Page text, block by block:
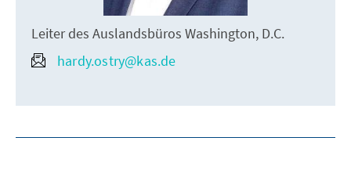
Leiter des Auslandsbüros Washington, D.C.
hardy.ostry@kas.de